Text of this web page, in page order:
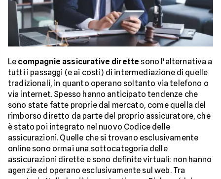
Le compagnie assicurative dirette sono l'alternativa a
tutti i passaggi (e ai costi) di intermediazione di quelle
tradizionali, in quanto operano soltanto via telefono o
via internet. Spesso hanno anticipato tendenze che
sono state fatte proprie dal mercato, come quella del
rimborso diretto da parte del proprio assicuratore, che
è stato poi integrato nel nuovo Codice delle
assicurazioni. Quelle che si trovano esclusivamente
online sono ormai una sottocategoria delle
assicurazioni dirette e sono definite virtuali: non hanno
agenzie ed operano esclusivamente sul web. Tra